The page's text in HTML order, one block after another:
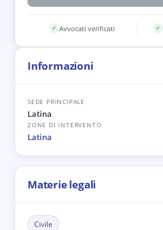
✓ Avvocati verificati ✓
Informazioni
SEDE PRINCIPALE
Latina
ZONE DI INTERVENTO
Latina
Materie legali
Civile